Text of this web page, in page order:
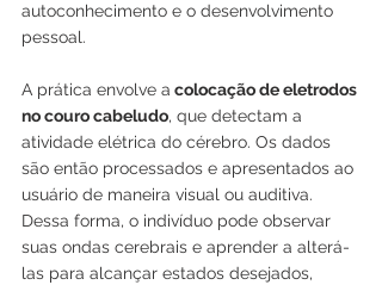
autoconhecimento e o desenvolvimento
pessoal.
A prática envolve a colocação de eletrodos
no couro cabeludo, que detectam a
atividade elétrica do cérebro. Os dados
são então processados e apresentados ao
usuário de maneira visual ou auditiva.
Dessa forma, o indivíduo pode observar
suas ondas cerebrais e aprender a alterá-
las para alcançar estados desejados,